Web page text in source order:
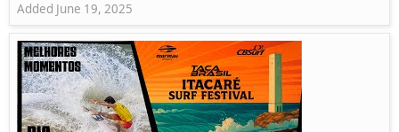
Added June 19, 2025